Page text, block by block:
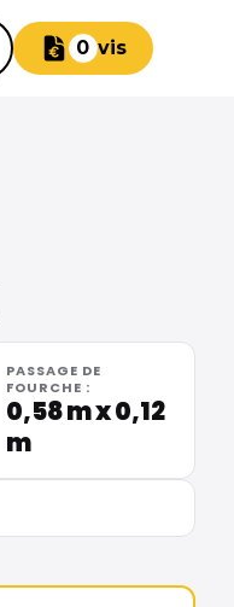
Devis
0
PASSAGE DE
FOURCHE :
0,58 m x 0,12
m